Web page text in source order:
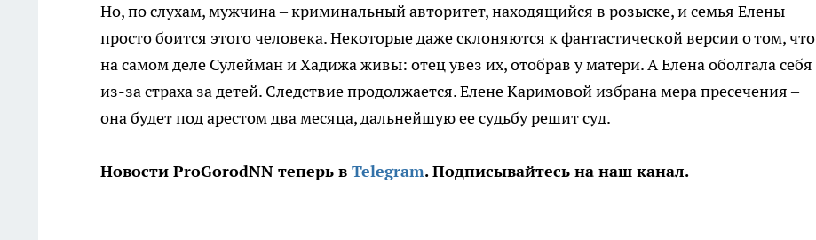
Но, по слухам, мужчина – криминальный авторитет, находящийся в розыске, и семья Елены
просто боится этого человека. Некоторые даже склоняются к фантастической версии о том, что
на самом деле Сулейман и Хадижа живы: отец увез их, отобрав у матери. А Елена оболгала себя
из-за страха за детей. Следствие продолжается. Елене Каримовой избрана мера пресечения –
она будет под арестом два месяца, дальнейшую ее судьбу решит суд.
Новости ProGorodNN теперь в Telegram. Подписывайтесь на наш канал.